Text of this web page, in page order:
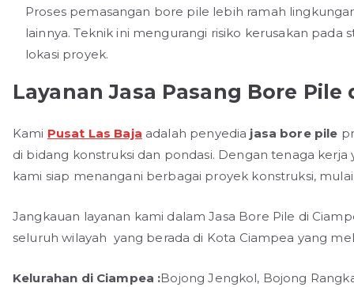
Proses pemasangan bore pile lebih ramah
lainnya. Teknik ini mengurangi risiko kerusakan
lokasi proyek.
Layanan Jasa Pasang Bore Pile
Kami Pusat Las Baja adalah penyedia jasa bore pile
di bidang konstruksi dan pondasi. Dengan tenaga
kami siap menangani berbagai proyek konstruksi,
Jangkauan layanan kami dalam Jasa Bore Pile di
seluruh wilayah yang berada di Kota Ciampea yang
Kelurahan di Ciampea :Bojong Jengkol, Bojong